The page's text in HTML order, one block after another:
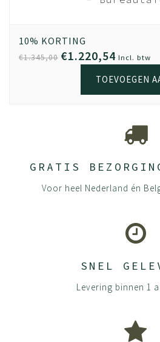
10% KORTING
€1.345,00 €1.220,54 Incl. btw
TOEVOEGEN
GRATIS
Voor heel Nederland én
SNEL
Levering binnen 1